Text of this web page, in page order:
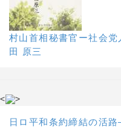
村山首相秘書官ー社会
田 原三
< >
日ロ平和条約締結の活